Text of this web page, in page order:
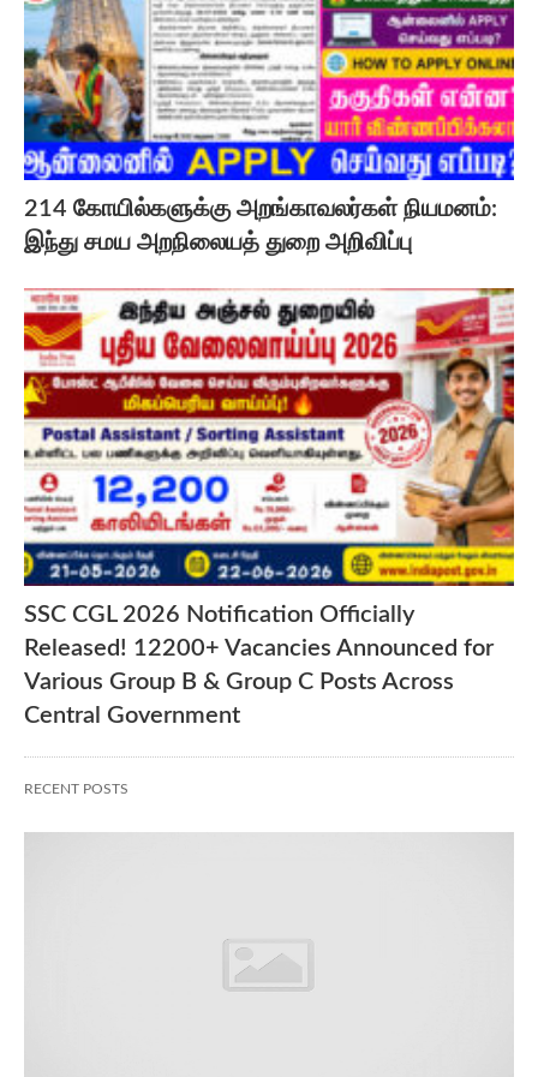
214 கோயில்களுக்கு அறங்காவலர்கள் நியமனம்:
இந்து சமய அறநிலையத் துறை அறிவிப்பு
SSC CGL 2026 Notification Officially
Released! 12200+ Vacancies Announced for
Various Group B & Group C Posts Across
Central Government
RECENT POSTS